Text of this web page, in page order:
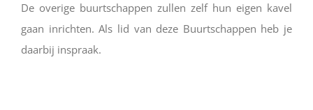
De overige buurtschappen zullen zelf hun eigen kavel
gaan inrichten. Als lid van deze Buurtschappen heb je
daarbij inspraak.